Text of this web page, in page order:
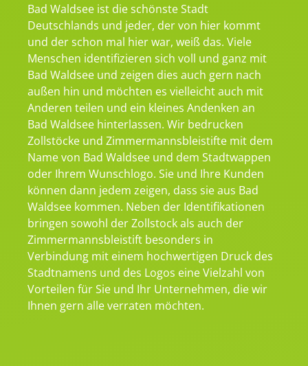
Bad Waldsee ist die schönste Stadt
Deutschlands und jeder, der von hier kommt
und der schon mal hier war, weiß das. Viele
Menschen identifizieren sich voll und ganz mit
Bad Waldsee und zeigen dies auch gern nach
außen hin und möchten es vielleicht auch mit
Anderen teilen und ein kleines Andenken an
Bad Waldsee hinterlassen. Wir bedrucken
Zollstöcke und Zimmermannsbleistifte mit dem
Name von Bad Waldsee und dem Stadtwappen
oder Ihrem Wunschlogo. Sie und Ihre Kunden
können dann jedem zeigen, dass sie aus Bad
Waldsee kommen. Neben der Identifikationen
bringen sowohl der Zollstock als auch der
Zimmermannsbleistift besonders in
Verbindung mit einem hochwertigen Druck des
Stadtnamens und des Logos eine Vielzahl von
Vorteilen für Sie und Ihr Unternehmen, die wir
Ihnen gern alle verraten möchten.